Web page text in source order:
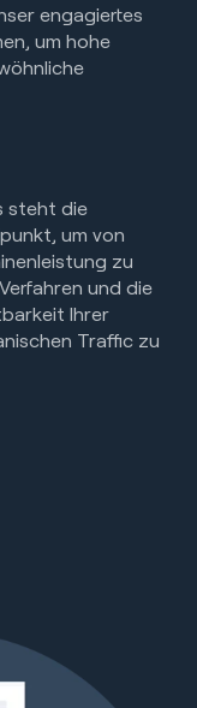
engagiertes
um hohe
steht die
um von
zu
und die
Ihrer
Traffic zu